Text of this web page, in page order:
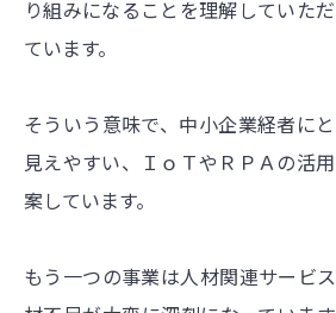
り組みになることを理解していた
ています。
そういう意味で、中小企業経者に
見えやすい、ＩｏＴやＲＰＡの活
案しています。
もう一つの事業は人材関連サービ